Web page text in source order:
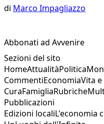
di Marco Impagliazzo
Abbonati ad Avvenire
Sezioni del sito
HomeAttualitàPolitica
CommentiEconomiaVita e
CuraFamigliaRubriche
Pubblicazioni
Edizioni localiL'economia